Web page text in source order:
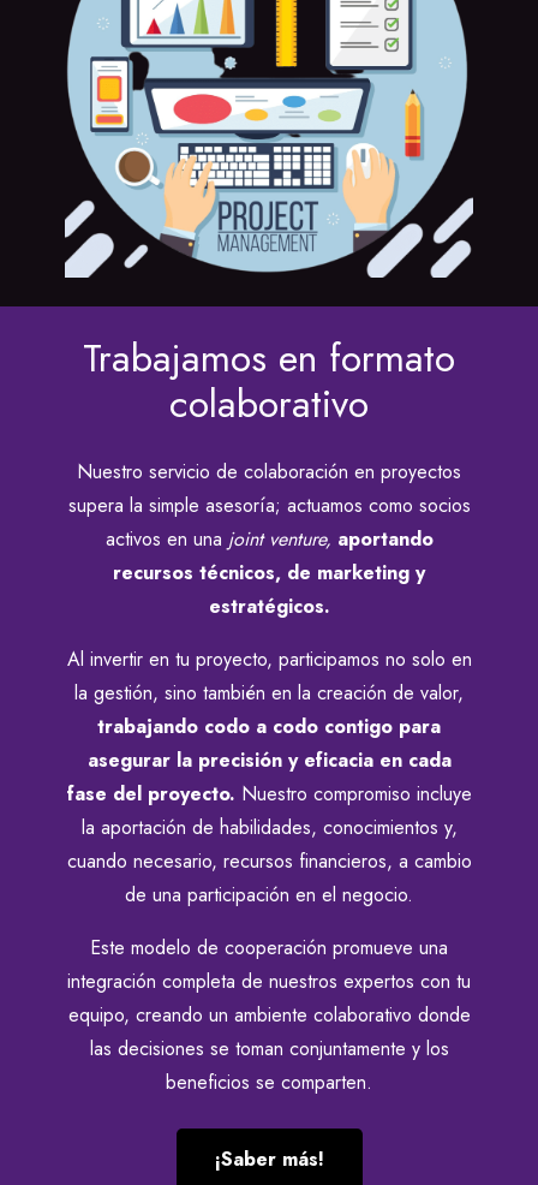
Trabajamos en formato
colaborativo
Nuestro servicio de colaboración en proyectos
supera la simple asesoría; actuamos como socios
activos en una joint venture, aportando
recursos técnicos, de marketing y
estratégicos.
Al invertir en tu proyecto, participamos no solo en
la gestión, sino también en la creación de valor,
trabajando codo a codo contigo para
asegurar la precisión y eficacia en cada
fase del proyecto. Nuestro compromiso incluye
la aportación de habilidades, conocimientos y,
cuando necesario, recursos financieros, a cambio
de una participación en el negocio.
Este modelo de cooperación promueve una
integración completa de nuestros expertos con tu
equipo, creando un ambiente colaborativo donde
las decisiones se toman conjuntamente y los
beneficios se comparten.
¡Saber más!